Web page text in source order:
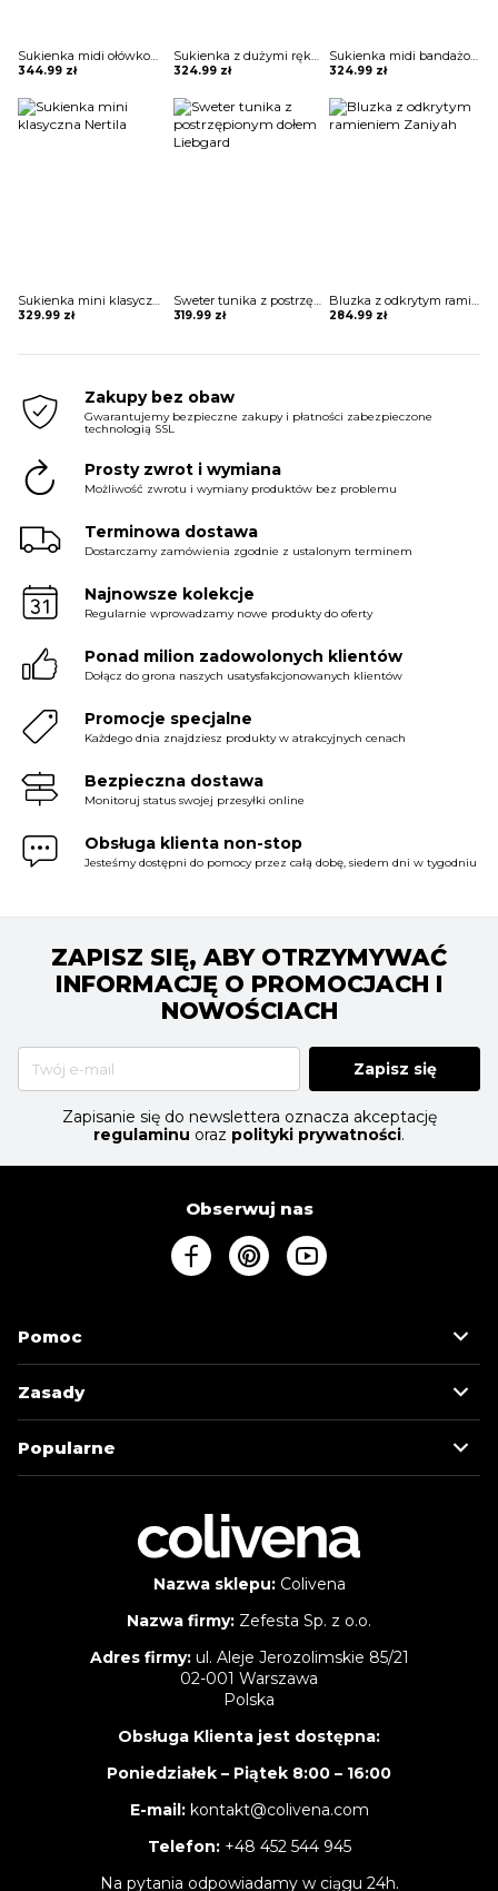
Sukienka midi ołówkowa z kopertowym dekoltem Ayano
344.99 zł
Sukienka z dużymi rękawami Helky
324.99 zł
Sukienka midi bandażowa Belina
324.99 zł
Sukienka mini klasyczna Nertila
329.99 zł
Sweter tunika z postrzępionym dołem Liebgard
319.99 zł
Bluzka z odkrytym ramieniem Zaniyah
284.99 zł
Zakupy bez obaw
Gwarantujemy bezpieczne zakupy i płatności zabezpieczone
technologią SSL
Prosty zwrot i wymiana
Możliwość zwrotu i wymiany produktów bez problemu
Terminowa dostawa
Dostarczamy zamówienia zgodnie z ustalonym terminem
Najnowsze kolekcje
Regularnie wprowadzamy nowe produkty do oferty
Ponad milion zadowolonych klientów
Dołącz do grona naszych usatysfakcjonowanych klientów
Promocje specjalne
Każdego dnia znajdziesz produkty w atrakcyjnych cenach
Bezpieczna dostawa
Monitoruj status swojej przesyłki online
Obsługa klienta non-stop
Jesteśmy dostępni do pomocy przez całą dobę, siedem dni w tygodniu
ZAPISZ SIĘ, ABY OTRZYMYWAĆ
INFORMACJĘ O PROMOCJACH I
NOWOŚCIACH
Zapisz się
Zapisanie się do newslettera oznacza akceptację
regulaminu oraz polityki prywatności.
Obserwuj nas
Pomoc
Zasady
Popularne
Nazwa sklepu:Colivena
Nazwa firmy: Zefesta Sp. z o.o.
Adres firmy:ul. Aleje Jerozolimskie 85/21
02-001 Warszawa
Polska
Obsługa Klienta jest dostępna:
Poniedziałek – Piątek 8:00 – 16:00
E-mail:kontakt@colivena.com
Telefon:+48 452 544 945
Na pytania odpowiadamy w ciągu 24h.